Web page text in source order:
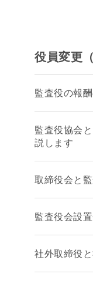
役員変更
監査役の報
監査役協会
説します
取締役会と
監査役会設
社外取締役